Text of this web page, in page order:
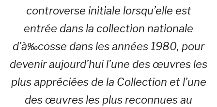
controverse initiale lorsqu’elle est
entrée dans la collection nationale
d’à‰cosse dans les années 1980, pour
devenir aujourd’hui l’une des œuvres les
plus appréciées de la Collection et l’une
des œuvres les plus reconnues au